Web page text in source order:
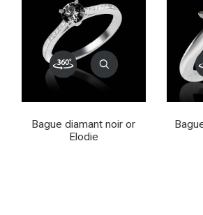
Bague diamant noir or
Elodie